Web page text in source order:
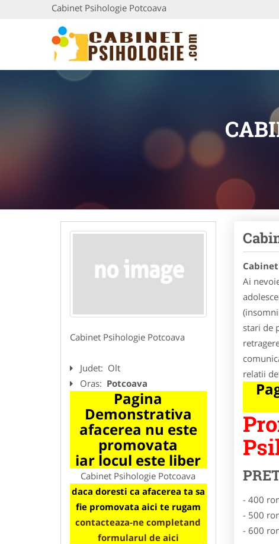
Cabinet Psihologie Potcoava
Cabinet Psihologie Potcoava
Judet: Olt
Oras: Potcoava
Pagina
Demonstrativa
afacerea nu este
promovata
iar locul este liber
Cabinet Psihologie Potcoava
daca doresti ca afacerea ta sa
fie promovata aici te rugam
contacteaza-ne completand
formularul de aici
Ai
stari de
relatii
- 400
- 500
- 600